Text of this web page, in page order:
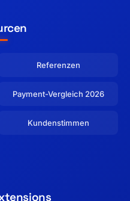
Referenzen
Payment-Vergleich 2026
Kundenstimmen